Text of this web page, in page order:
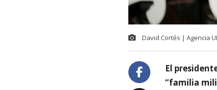
David Cortés | Agencia
El
“familia